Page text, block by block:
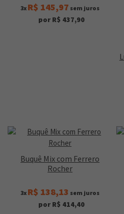
3x R$ 145,97 sem juros
por R$ 437,90
Buquê Mix com Ferrero
Rocher
3x R$ 138,13 sem juros
por R$ 414,40